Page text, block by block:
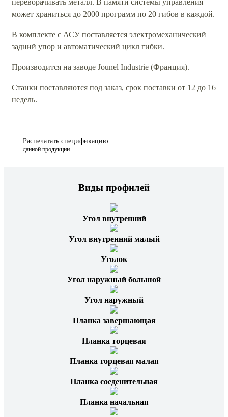
может храниться до 2000 программ по 20 гибов в каждой.
В комплекте с АСУ поставляется электромеханический
задний упор и автоматический цикл гибки.
Производится на заводе Jounel Industrie (Франция).
Станки поставляются под заказ, срок поставки от 12 до 16
недель.
Распечатать спецификацию
данной продукции
Виды профилей
Угол внутренний
Угол внутренний малый
Уголок
Угол наружный большой
Угол наружный
Планка завершающая
Планка торцевая
Планка торцевая малая
Планка соеденительная
Планка начальная